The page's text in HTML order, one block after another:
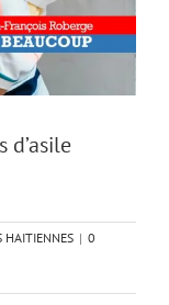
d’asile
HAITIENNES | 0